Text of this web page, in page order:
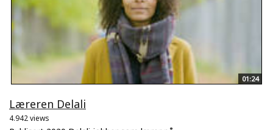
01:24
Læreren Delali
4.942 views